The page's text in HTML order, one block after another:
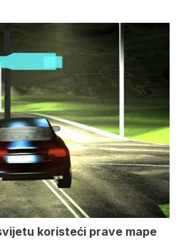
koristeći prave mape